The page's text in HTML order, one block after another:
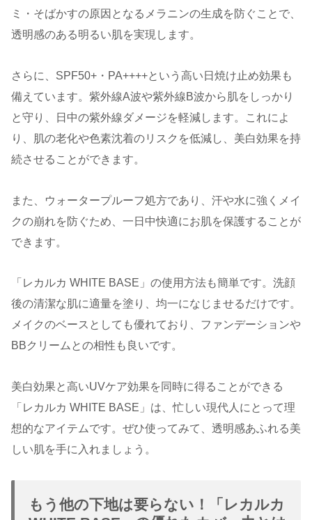
ミ・そばかすの原因となるメラニンの生成を防ぐことで、
透明感のある明るい肌を実現します。
さらに、SPF50+・PA++++という高い日焼け止め効果も
備えています。紫外線A波や紫外線B波から肌をしっかり
と守り、日中の紫外線ダメージを軽減します。これによ
り、肌の老化や色素沈着のリスクを低減し、美白効果を持
続させることができます。
また、ウォータープルーフ処方であり、汗や水に強くメイ
クの崩れを防ぐため、一日中快適にお肌を保護することが
できます。
「レカルカ WHITE BASE」の使用方法も簡単です。洗顔
後の清潔な肌に適量を塗り、均一になじませるだけです。
メイクのベースとしても優れており、ファンデーションや
BBクリームとの相性も良いです。
美白効果と高いUVケア効果を同時に得ることができる
「レカルカ WHITE BASE」は、忙しい現代人にとって理
想的なアイテムです。ぜひ使ってみて、透明感あふれる美
しい肌を手に入れましょう。
もう他の下地は要らない！「レカルカ